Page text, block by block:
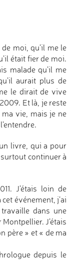
moi, qu’il me le
était fier de moi.
malade qu’il me
aurait plus de
le dirait de vive
Et là, je reste
vie, mais je ne
livre, qui a pour
continuer à
J’étais loin de
événement, j’ai
dans une
Montpellier. J’étais
père » et « de ma
depuis le